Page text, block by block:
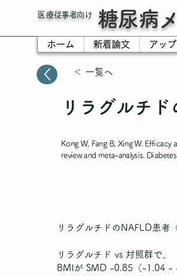
​医療従事者向け 糖尿病
ホーム 新着論文 アッ
＜ 一覧へ
リラグルチ
Kong W, Fang B, Xing W.
review and meta-analysis.
リラグルチドのNAFLD患者
リラグルチド vs 対照群で、
BMIが SMD -0.85（-1.04 -